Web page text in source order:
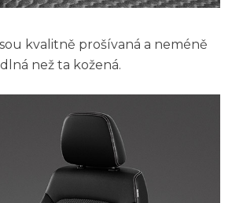
kvalitně prošívaná a neméně
než ta kožená.